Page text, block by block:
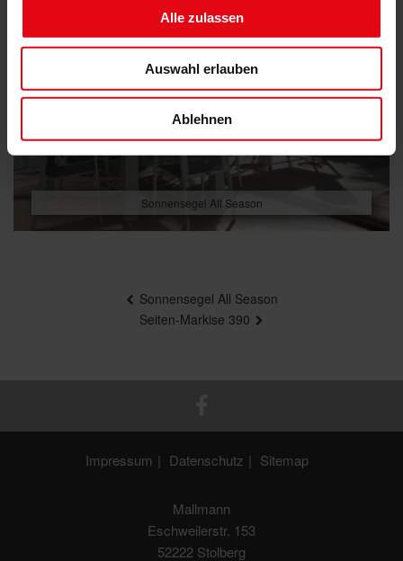
Alle zulassen
Auswahl erlauben
Ablehnen
Sonnensegel All Season
Sonnensegel All Season
Seiten-Markise 390
Impressum Datenschutz Sitemap
Mallmann
Eschweilerstr. 153
52222 Stolberg